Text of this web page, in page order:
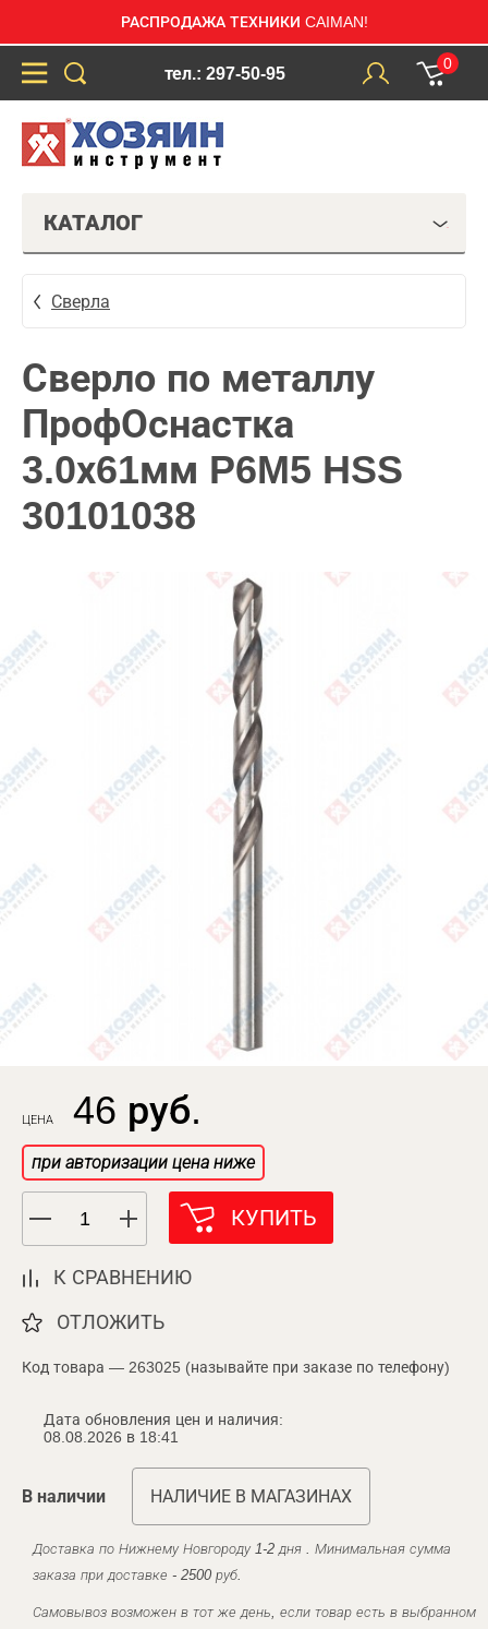
РАСПРОДАЖА ТЕХНИКИ CAIMAN!
тел.: 297-50-95
0
КАТАЛОГ
Сверла
Сверло по металлу
ПрофОснастка
3.0х61мм P6M5 HSS
30101038
ЦЕНА 46 руб.
при авторизации цена ниже
КУПИТЬ
К СРАВНЕНИЮ
ОТЛОЖИТЬ
Код товара — 263025 (называйте при заказе по телефону)
Дата обновления цен и наличия:
08.08.2026 в 18:41
В наличии НАЛИЧИЕ В МАГАЗИНАХ
Доставка по Нижнему Новгороду 1-2 дня . Минимальная сумма
заказа при доставке - 2500 руб.
Самовывоз возможен в тот же день, если товар есть в выбранном